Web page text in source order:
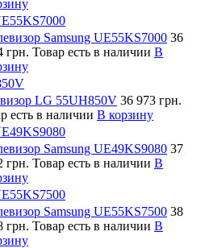
Samsung UE55KS7000 36
грн. Товар есть в наличии В
LG 55UH850V 36 973 грн.
есть в наличии В корзину
Samsung UE49KS9080 37
грн. Товар есть в наличии В
Samsung UE55KS7500 38
грн. Товар есть в наличии В